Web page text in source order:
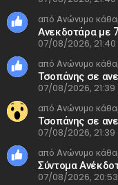
από Ανώνυμο
Ανεκδοτάρα με
07/08/2026, 21:40
από Ανώνυμο
Τσοπάνης σε
07/08/2026, 21:39
από Ανώνυμο
Τσοπάνης σε
07/08/2026, 21:39
από Ανώνυμο
Σύντομα
07/08/2026, 20:53